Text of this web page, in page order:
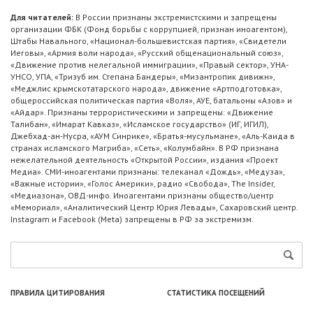
Для читателей: В России признаны экстремистскими и запрещены
организации ФБК (Фонд борьбы с коррупцией, признан иноагентом),
Штабы Навального, «Национал-большевистская партия», «Свидетели
Иеговы», «Армия воли народа», «Русский общенациональный союз»,
«Движение против нелегальной иммиграции», «Правый сектор», УНА-
УНСО, УПА, «Тризуб им. Степана Бандеры», «Мизантропик дивижн»,
«Меджлис крымскотатарского народа», движение «Артподготовка»,
общероссийская политическая партия «Воля», АУЕ, батальоны «Азов» и
«Айдар». Признаны террористическими и запрещены: «Движение
Талибан», «Имарат Кавказ», «Исламское государство» (ИГ, ИГИЛ),
Джебхад-ан-Нусра, «АУМ Синрике», «Братья-мусульмане», «Аль-Каида в
странах исламского Магриба», «Сеть», «Колумбайн». В РФ признана
нежелательной деятельность «Открытой России», издания «Проект
Медиа». СМИ-иноагентами признаны: телеканал «Дождь», «Медуза»,
«Важные истории», «Голос Америки», радио «Свобода», The Insider,
«Медиазона», ОВД-инфо. Иноагентами признаны общество/центр
«Мемориал», «Аналитический Центр Юрия Левады», Сахаровский центр.
Instagram и Facebook (Metа) запрещены в РФ за экстремизм.
ПРАВИЛА ЦИТИРОВАНИЯ СТАТИСТИКА ПОСЕЩЕНИЙ